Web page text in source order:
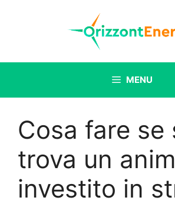
MENU
Cosa fare se
trova un
investito in